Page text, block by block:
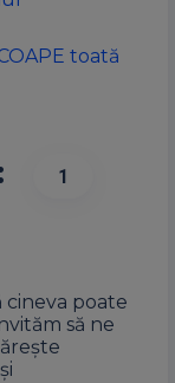
toată
1
cineva poate
să ne
și